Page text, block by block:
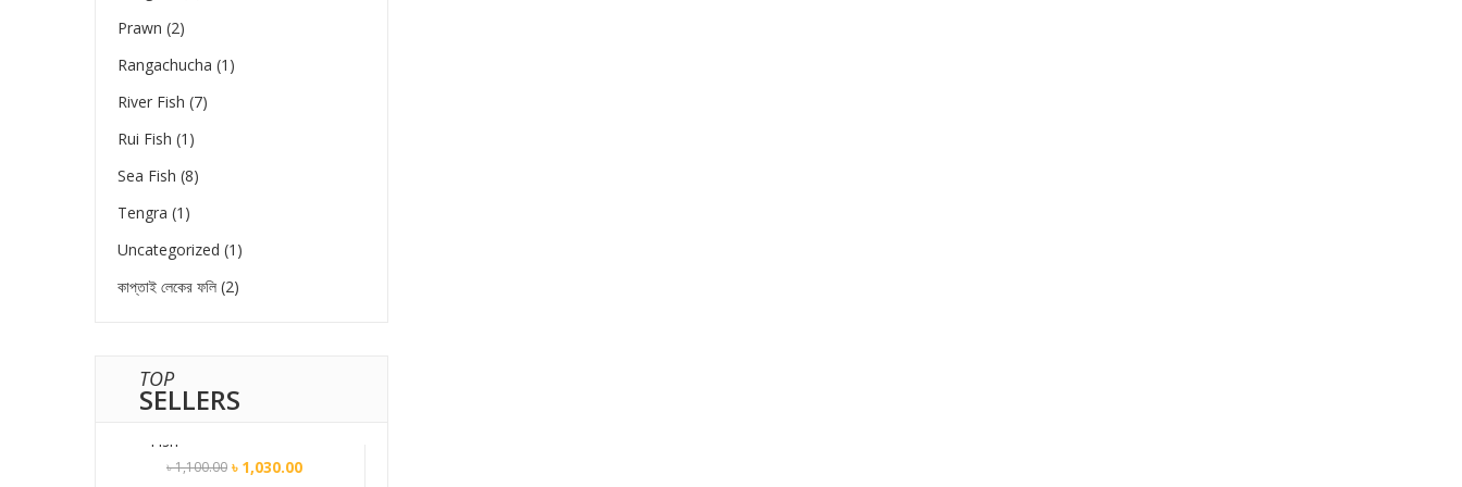
Prawn (2)
Rangachucha (1)
River Fish (7)
Rui Fish (1)
Sea Fish (8)
Tengra (1)
Uncategorized (1)
কাপ্তাই লেকের ফলি (2)
TOP
SELLERS
নদীর পাঙ্গাশ মাছ / Pangash
Fish
৳1,100.00 ৳ 1,030.00